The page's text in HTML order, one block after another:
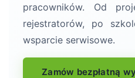
pracowników. Od
rejestratorów, po
wsparcie serwisowe.
Zamów bezpłatną